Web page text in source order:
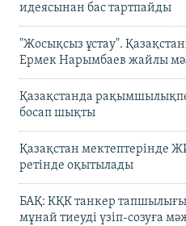
идеясынан бас тартпайды
"Жосықсыз ұстау".
Ермек Нарымбаев жайлы
Қазақстанда
босап шықты
Қазақстан мектептерінде
ретінде оқытылады
БАҚ: КҚК танкер тапшылығы
мұнай тиеуді үзіп-созуға